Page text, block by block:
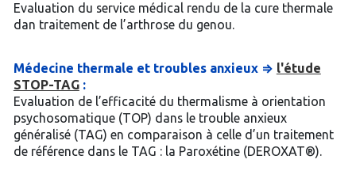
Evaluation du service médical rendu de la cure thermale
dan traitement de l’arthrose du genou.
Médecine thermale et troubles anxieux ⇒ l'étude
STOP-TAG:
Evaluation de l’efficacité du thermalisme à orientation
psychosomatique (TOP) dans le trouble anxieux
généralisé (TAG) en comparaison à celle d’un traitement
de référence dans le TAG : la Paroxétine (DEROXAT®).